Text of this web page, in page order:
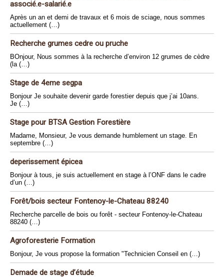
associé.e-salarié.e
Après un an et demi de travaux et 6 mois de sciage, nous sommes
actuellement (…)
Recherche grumes cedre ou pruche
BOnjour, Nous sommes à la recherche d’environ 12 grumes de cèdre
(la (…)
Stage de 4eme segpa
Bonjour Je souhaite devenir garde forestier depuis que j’ai 10ans.
Je (…)
Stage pour BTSA Gestion Forestière
Madame, Monsieur, Je vous demande humblement un stage. En
septembre (…)
deperissement épicea
Bonjour à tous, je suis actuellement en stage à l’ONF dans le cadre
d’un (…)
Forêt/bois secteur Fontenoy-le-Chateau 88240
Recherche parcelle de bois ou forêt - secteur Fontenoy-le-Chateau
88240 (…)
Agroforesterie Formation
Bonjour, Je vous propose la formation "Technicien Conseil en (…)
Demade de stage d’étude